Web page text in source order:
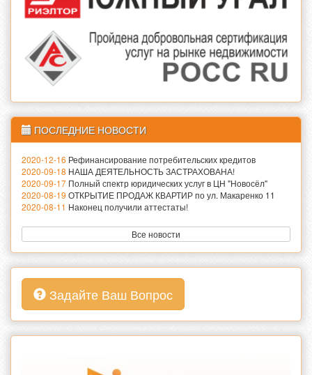
ПОСЛЕДНИЕ НОВОСТИ
2020-12-16 Рефинансирование потребительских кредитов
2020-09-18 НАША ДЕЯТЕЛЬНОСТЬ ЗАСТРАХОВАНА!
2020-09-17 Полный спектр юридических услуг в ЦН "Новосёл"
2020-08-19 ОТКРЫТИЕ ПРОДАЖ КВАРТИР по ул. Макаренко 11
2020-08-11 Наконец получили аттестаты!
Все новости
Задайте Ваш Вопрос